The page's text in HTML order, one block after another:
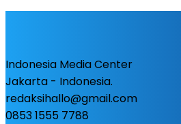
Indonesia Media Center
Jakarta - Indonesia.
redaksihallo@gmail.com
0853 1555 7788